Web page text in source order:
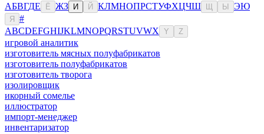
АБВГДЕ Ё ЖЗ И Й КЛМНОПРСТУФХЦЧШ Ы ЭЮ
Я
#
ABCDEFGHIJKLMNOPQRSTUVWX Y Z
игровой аналитик
изготовитель мясных полуфабрикатов
изготовитель полуфабрикатов
изготовитель творога
изолировщик
икорный сомелье
иллюстратор
импорт-менеджер
инвентаризатор